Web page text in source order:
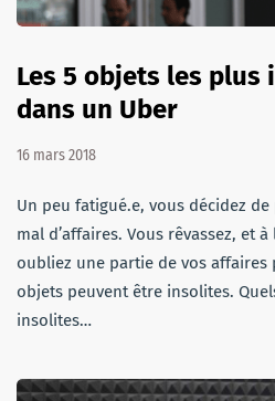
Les 5 objets les
dans un Uber
16 mars 2018
Un peu fatigué.e, vous décidez
mal d’affaires. Vous rêvassez, et
oubliez une partie de vos affaires
objets peuvent être insolites.
insolites…